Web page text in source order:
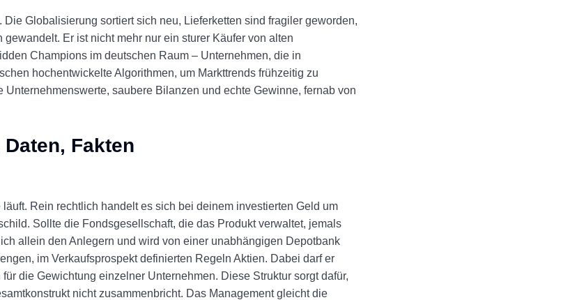
Globalisierung sortiert sich neu, Lieferketten sind fragiler geworden,
Er ist nicht mehr nur ein sturer Käufer von alten
Champions im deutschen Raum – Unternehmen, die in
hochentwickelte Algorithmen, um Markttrends frühzeitig zu
saubere Bilanzen und echte Gewinne, fernab von
Fakten
Rein rechtlich handelt es sich bei deinem investierten Geld um
Sollte die Fondsgesellschaft, die das Produkt verwaltet, jemals
allein den Anlegern und wird von einer unabhängigen Depotbank
im Verkaufsprospekt definierten Regeln Aktien. Dabei darf er
die Gewichtung einzelner Unternehmen. Diese Struktur sorgt dafür,
nicht zusammenbricht. Das Management gleicht die